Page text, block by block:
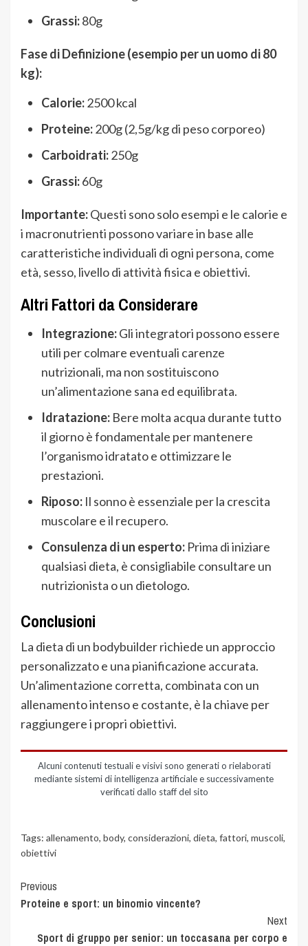
Grassi:80g
Fase di Definizione (esempio per un uomo di 80
kg):
Calorie:2500 kcal
Proteine:200g (2,5g/kg di peso corporeo)
Carboidrati:250g
Grassi:60g
Importante:Questi sono solo esempi e le calorie e
i macronutrienti possono variare in base alle
caratteristiche individuali di ogni persona, come
età, sesso, livello di attività fisica e obiettivi.
Altri Fattori da Considerare
Integrazione:Gli integratori possono essere
utili per colmare eventuali carenze
nutrizionali, ma non sostituiscono
un’alimentazione sana ed equilibrata.
Idratazione: Bere molta acqua durante tutto
il giorno è fondamentale per mantenere
l’organismo idratato e ottimizzare le
prestazioni.
Riposo: Il sonno è essenziale per la crescita
muscolare e il recupero.
Consulenza di un esperto: Prima di iniziare
qualsiasi dieta, è consigliabile consultare un
nutrizionista o un dietologo.
Conclusioni
La dieta di un bodybuilder richiede un approccio
personalizzato e una pianificazione accurata.
Un’alimentazione corretta, combinata con un
allenamento intenso e costante, è la chiave per
raggiungere i propri obiettivi.
Alcuni contenuti testuali e visivi sono generati o rielaborati
mediante sistemi di intelligenza artificiale e successivamente
verificati dallo staff del sito
Tags: allenamento, body, considerazioni, dieta, fattori, muscoli,
obiettivi
Previous
Proteine e sport: un binomio vincente?
Next
Sport di gruppo per senior: un toccasana per corpo e